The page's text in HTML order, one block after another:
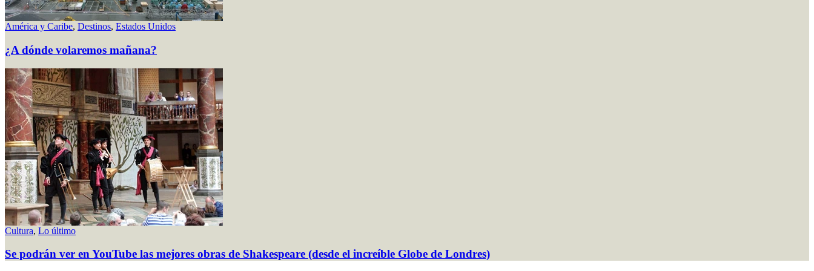
América y Caribe, Destinos, Estados Unidos
¿A dónde volaremos mañana?
Cultura, Lo último
Se podrán ver en YouTube las mejores obras de Shakespeare (desde el increíble Globe de Londres)